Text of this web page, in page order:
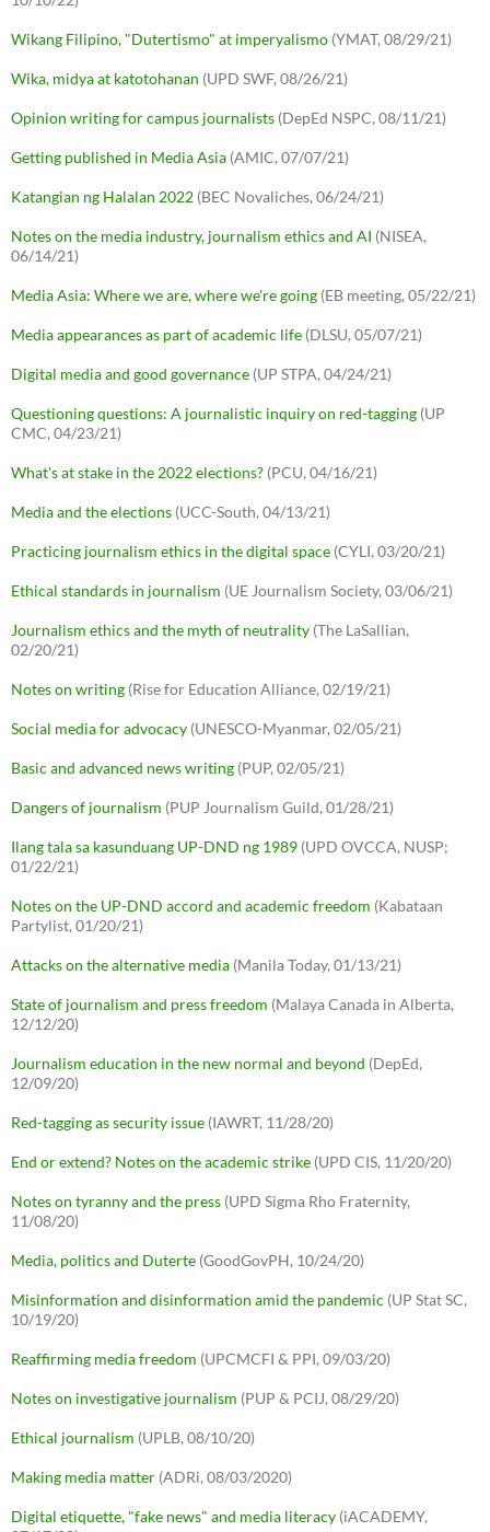
Wikang Filipino, "Dutertismo" at imperyalismo (YMAT, 08/29/21)
Wika, midya at katotohanan (UPD SWF, 08/26/21)
Opinion writing for campus journalists (DepEd NSPC, 08/11/21)
Getting published in Media Asia (AMIC, 07/07/21)
Katangian ng Halalan 2022 (BEC Novaliches, 06/24/21)
Notes on the media industry, journalism ethics and AI (NISEA,
06/14/21)
Media Asia: Where we are, where we're going (EB meeting, 05/22/21)
Media appearances as part of academic life (DLSU, 05/07/21)
Digital media and good governance (UP STPA, 04/24/21)
Questioning questions: A journalistic inquiry on red-tagging (UP
CMC, 04/23/21)
What's at stake in the 2022 elections? (PCU, 04/16/21)
Media and the elections (UCC-South, 04/13/21)
Practicing journalism ethics in the digital space (CYLI, 03/20/21)
Ethical standards in journalism (UE Journalism Society, 03/06/21)
Journalism ethics and the myth of neutrality (The LaSallian,
02/20/21)
Notes on writing (Rise for Education Alliance, 02/19/21)
Social media for advocacy (UNESCO-Myanmar, 02/05/21)
Basic and advanced news writing (PUP, 02/05/21)
Dangers of journalism (PUP Journalism Guild, 01/28/21)
Ilang tala sa kasunduang UP-DND ng 1989 (UPD OVCCA, NUSP;
01/22/21)
Notes on the UP-DND accord and academic freedom (Kabataan
Partylist, 01/20/21)
Attacks on the alternative media (Manila Today, 01/13/21)
State of journalism and press freedom (Malaya Canada in Alberta,
12/12/20)
Journalism education in the new normal and beyond (DepEd,
12/09/20)
Red-tagging as security issue (IAWRT, 11/28/20)
End or extend? Notes on the academic strike (UPD CIS, 11/20/20)
Notes on tyranny and the press (UPD Sigma Rho Fraternity,
11/08/20)
Media, politics and Duterte (GoodGovPH, 10/24/20)
Misinformation and disinformation amid the pandemic (UP Stat SC,
10/19/20)
Reaffirming media freedom (UPCMCFI & PPI, 09/03/20)
Notes on investigative journalism (PUP & PCIJ, 08/29/20)
Ethical journalism (UPLB, 08/10/20)
Making media matter (ADRi, 08/03/2020)
Digital etiquette, "fake news" and media literacy (iACADEMY,